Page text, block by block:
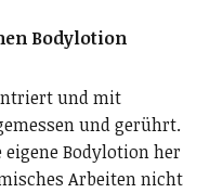
Bodylotion
und mit
und gerührt.
Bodylotion her
Arbeiten nicht